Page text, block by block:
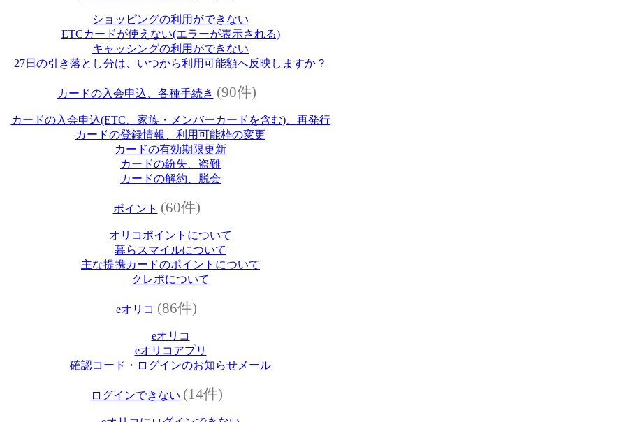
ショッピングの利用ができない
ETCカードが使えない(エラーが表示される)
キャッシングの利用ができない
27日の引き落とし分は、いつから利用可能額へ反映しますか？
カードの入会申込、各種手続き (90件)
カードの入会申込(ETC、家族・メンバーカードを含む)、再発行
カードの登録情報、利用可能枠の変更
カードの有効期限更新
カードの紛失、盗難
カードの解約、脱会
ポイント (60件)
オリコポイントについて
暮らスマイルについて
主な提携カードのポイントについて
クレポについて
eオリコ (86件)
eオリコ
eオリコアプリ
確認コード・ログインのお知らせメール
ログインできない (14件)